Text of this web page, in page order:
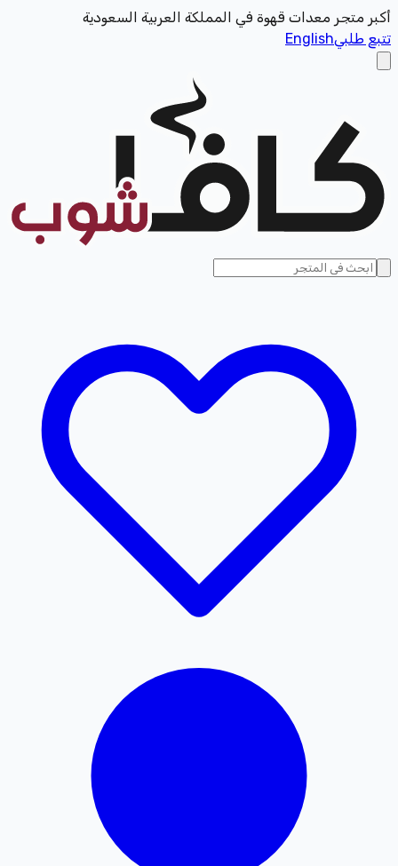
أكبر متجر معدات قهوة في المملكة العربية السعودية
تتبع طلبيEnglish